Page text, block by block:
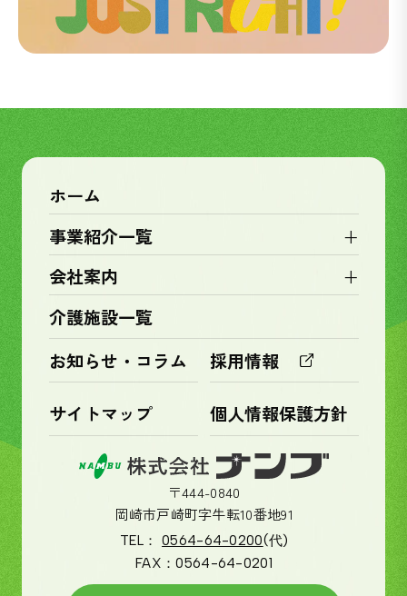
ホーム
事業紹介一覧
+
会社案内 +
介護施設一覧
お知らせ・コラム
採用情報
サイトマップ 個人情報保護方針
〒444-0840
岡崎市戸崎町字牛転10番地91
TEL： 0564-64-0200(代)
FAX：0564-64-0201